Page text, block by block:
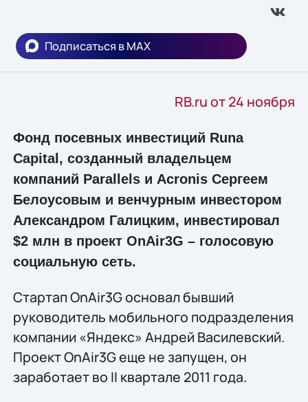
Подписаться в MAX
RB.ru от 24 ноября
Фонд посевных инвестиций Runa
Capital, созданный владельцем
компаний Parallels и Acronis Сергеем
Белоусовым и венчурным инвестором
Александром Галицким, инвестировал
$2 млн в проект OnAir3G – голосовую
социальную сеть.
Стартап OnAir3G основал бывший
руководитель мобильного подразделения
компании «Яндекс» Андрей Василевский.
Проект OnAir3G еще не запущен, он
заработает во II квартале 2011 года.